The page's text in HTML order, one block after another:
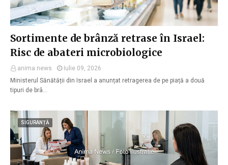
Sortimente de brânză retrase în Israel:
Risc de abateri microbiologice
anima news
Iulie 09, 2026
Ministerul Sănătății din Israel a anunțat retragerea de pe piață a două
tipuri de brâ…
SIGURANȚĂ